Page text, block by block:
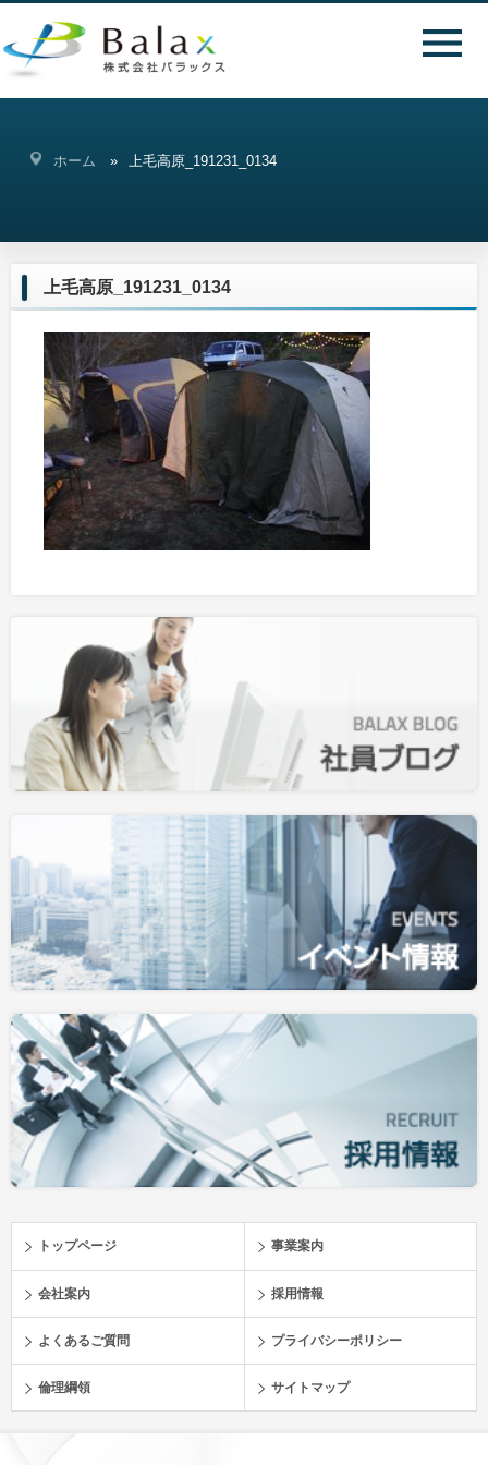
ホーム 上毛高原_191231_0134
上毛高原_191231_0134
トップページ 事業案内
会社案内 採用情報
よくあるご質問 プライバシーポリシー
倫理綱領 サイトマップ